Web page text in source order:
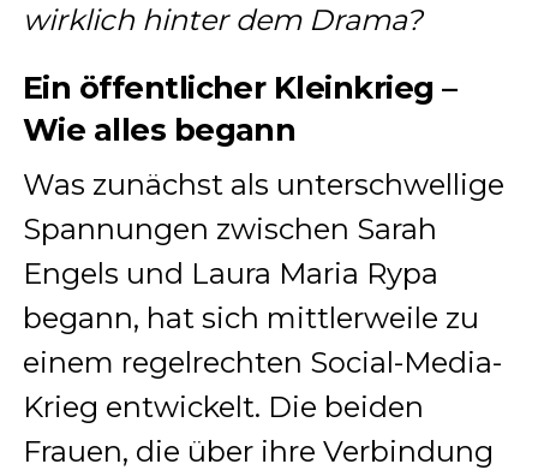
wirklich hinter dem Drama?
Ein öffentlicher Kleinkrieg –
Wie alles begann
Was zunächst als unterschwellige
Spannungen zwischen Sarah
Engels und Laura Maria Rypa
begann, hat sich mittlerweile zu
einem regelrechten Social-Media-
Krieg entwickelt. Die beiden
Frauen, die über ihre Verbindung